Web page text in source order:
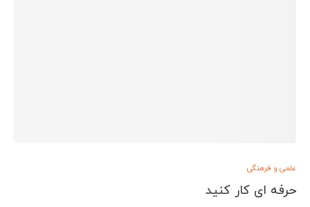
علمی و فرهنگی
حرفه ای کار کنید